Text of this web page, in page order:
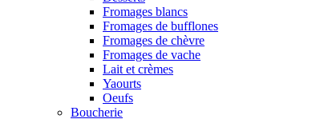
Fromages blancs
Fromages de bufflones
Fromages de chèvre
Fromages de vache
Lait et crèmes
Yaourts
Oeufs
Boucherie